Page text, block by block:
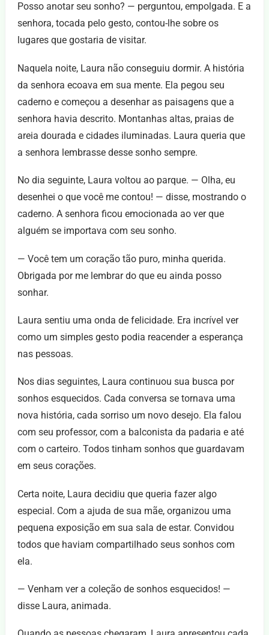
Posso anotar seu sonho? — perguntou, empolgada. E a
senhora, tocada pelo gesto, contou-lhe sobre os
lugares que gostaria de visitar.
Naquela noite, Laura não conseguiu dormir. A história
da senhora ecoava em sua mente. Ela pegou seu
caderno e começou a desenhar as paisagens que a
senhora havia descrito. Montanhas altas, praias de
areia dourada e cidades iluminadas. Laura queria que
a senhora lembrasse desse sonho sempre.
No dia seguinte, Laura voltou ao parque. — Olha, eu
desenhei o que você me contou! — disse, mostrando o
caderno. A senhora ficou emocionada ao ver que
alguém se importava com seu sonho.
— Você tem um coração tão puro, minha querida.
Obrigada por me lembrar do que eu ainda posso
sonhar.
Laura sentiu uma onda de felicidade. Era incrível ver
como um simples gesto podia reacender a esperança
nas pessoas.
Nos dias seguintes, Laura continuou sua busca por
sonhos esquecidos. Cada conversa se tornava uma
nova história, cada sorriso um novo desejo. Ela falou
com seu professor, com a balconista da padaria e até
com o carteiro. Todos tinham sonhos que guardavam
em seus corações.
Certa noite, Laura decidiu que queria fazer algo
especial. Com a ajuda de sua mãe, organizou uma
pequena exposição em sua sala de estar. Convidou
todos que haviam compartilhado seus sonhos com
ela.
— Venham ver a coleção de sonhos esquecidos! —
disse Laura, animada.